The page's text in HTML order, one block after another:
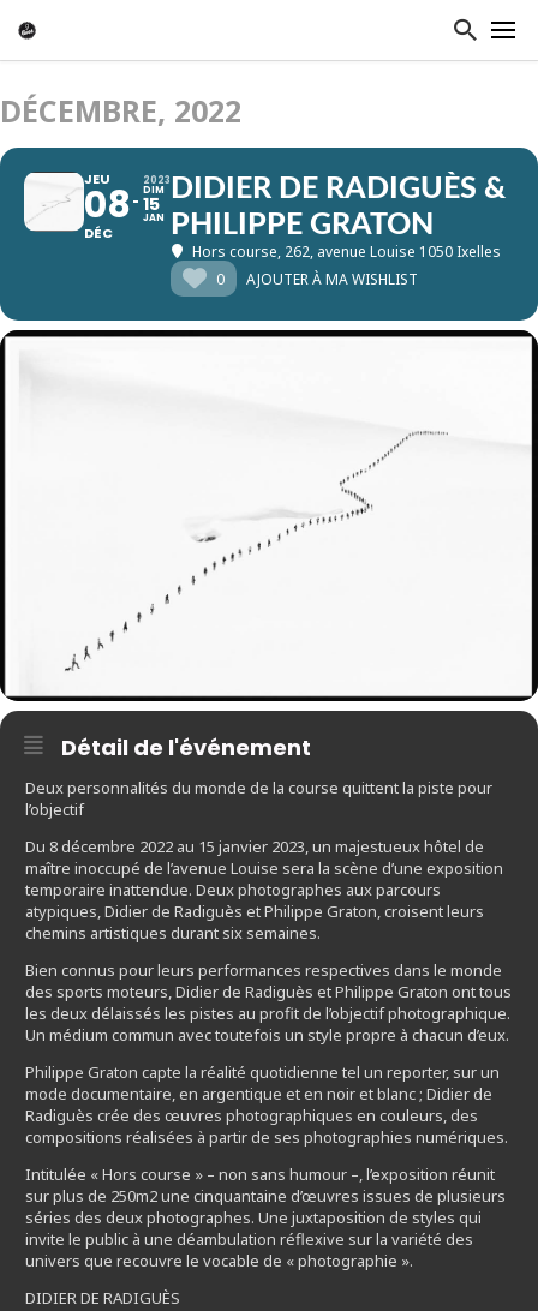
DÉCEMBRE, 2022
JEU
08
DÉC
2023
DIM
15
JAN
DIDIER DE RADIGUÈS &
PHILIPPE GRATON
Hors course, 262, avenue Louise 1050 Ixelles
0
AJOUTER À MA WISHLIST
Détail de l'événement
Deux personnalités du monde de la course quittent la piste pour
l’objectif
Du 8 décembre 2022 au 15 janvier 2023, un majestueux hôtel de
maître inoccupé de l’avenue Louise sera la scène d’une exposition
temporaire inattendue. Deux photographes aux parcours
atypiques, Didier de Radiguès et Philippe Graton, croisent leurs
chemins artistiques durant six semaines.
Bien connus pour leurs performances respectives dans le monde
des sports moteurs, Didier de Radiguès et Philippe Graton ont tous
les deux délaissés les pistes au profit de l’objectif photographique.
Un médium commun avec toutefois un style propre à chacun d’eux.
Philippe Graton capte la réalité quotidienne tel un reporter, sur un
mode documentaire, en argentique et en noir et blanc ; Didier de
Radiguès crée des œuvres photographiques en couleurs, des
compositions réalisées à partir de ses photographies numériques.
Intitulée « Hors course » – non sans humour –, l’exposition réunit
sur plus de 250m2 une cinquantaine d’œuvres issues de plusieurs
séries des deux photographes. Une juxtaposition de styles qui
invite le public à une déambulation réflexive sur la variété des
univers que recouvre le vocable de « photographie ».
DIDIER DE RADIGUÈS